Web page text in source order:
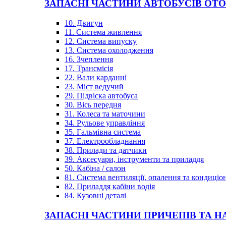
ЗАПАСНІ ЧАСТИНИ АВТОБУСІВ
10. Двигун
11. Система живлення
12. Система випуску
13. Система охолодження
16. Зчеплення
17. Трансмісія
22. Вали карданні
23. Міст ведучий
29. Підвіска автобуса
30. Вісь передня
31. Колеса та маточини
34. Рульове управління
35. Гальмівна система
37. Електрообладнання
38. Прилади та датчики
39. Аксесуари, інструменти та приладдя
50. Кабіна / салон
81. Система вентиляції, опалення та
82. Приладдя кабіни водія
84. Кузовні деталі
ЗАПАСНІ ЧАСТИНИ ПРИЧЕПІВ ТА